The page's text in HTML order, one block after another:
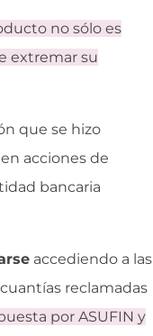
no sólo es
extremar su
que se hizo
acciones de
bancaria
accediendo a las
reclamadas
por ASUFIN y